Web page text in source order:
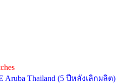
Aruba Thailand (5 ปีหลังเลิกผลิต)